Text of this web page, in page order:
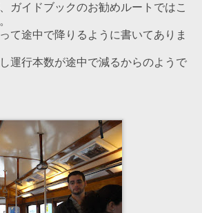
ガイドブックのお勧めルートではこ
て途中で降りるように書いてありま
運行本数が途中で減るからのようで